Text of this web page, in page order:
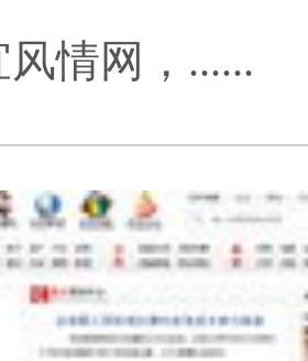
情网 ，......